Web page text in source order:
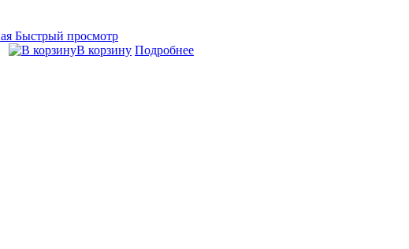
Быстрый просмотр
В корзину Подробнее